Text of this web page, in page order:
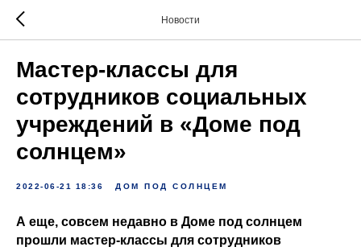
Новости
Мастер-классы для
сотрудников социальных
учреждений в «Доме под
солнцем»
2022-06-21 18:36 ДОМ ПОД СОЛНЦЕМ
А еще, совсем недавно в Доме под солнцем
прошли мастер-классы для сотрудников